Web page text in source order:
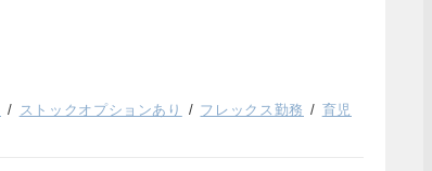
ストックオプションあり フレックス勤務
育児